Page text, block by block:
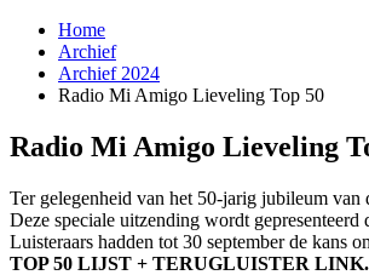
Home
Archief
Archief 2024
Radio Mi Amigo Lieveling Top 50
Radio Mi Amigo Lieveling
Ter gelegenheid van het 50-jarig jubileum
Deze speciale uitzending wordt
Luisteraars hadden tot 30 september de kans
TOP 50 LIJST + TERUGLUISTER LINK.